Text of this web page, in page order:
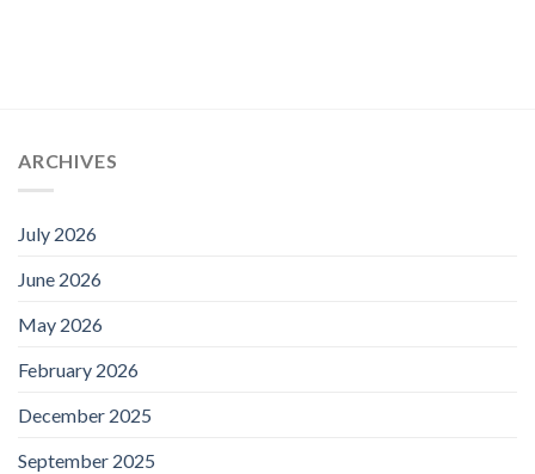
ARCHIVES
July 2026
June 2026
May 2026
February 2026
December 2025
September 2025